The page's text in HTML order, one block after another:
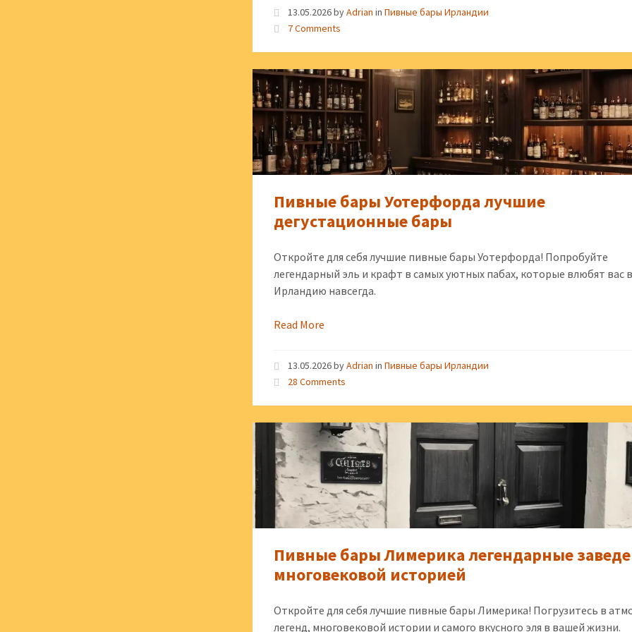
13.05.2026byAdrian inПивные бары Ирландии
7 Comments
Пивные бары Уотерфорда лучшие
дегустационные бары
Откройте для себя лучшие пивные бары Уотерфорда! Попробуйте
легендарный эль и крафт в самых уютных пабах, которые влюбят вас
Ирландию навсегда.
Read More
13.05.2026byAdrian inПивные бары Ирландии
28 Comments
Пивные бары Лимерика легендарные
многовековой историей
Откройте для себя лучшие пивные бары Лимерика! Погрузитесь в
легенд, многовековой истории и самого вкусного эля в вашей жизни.